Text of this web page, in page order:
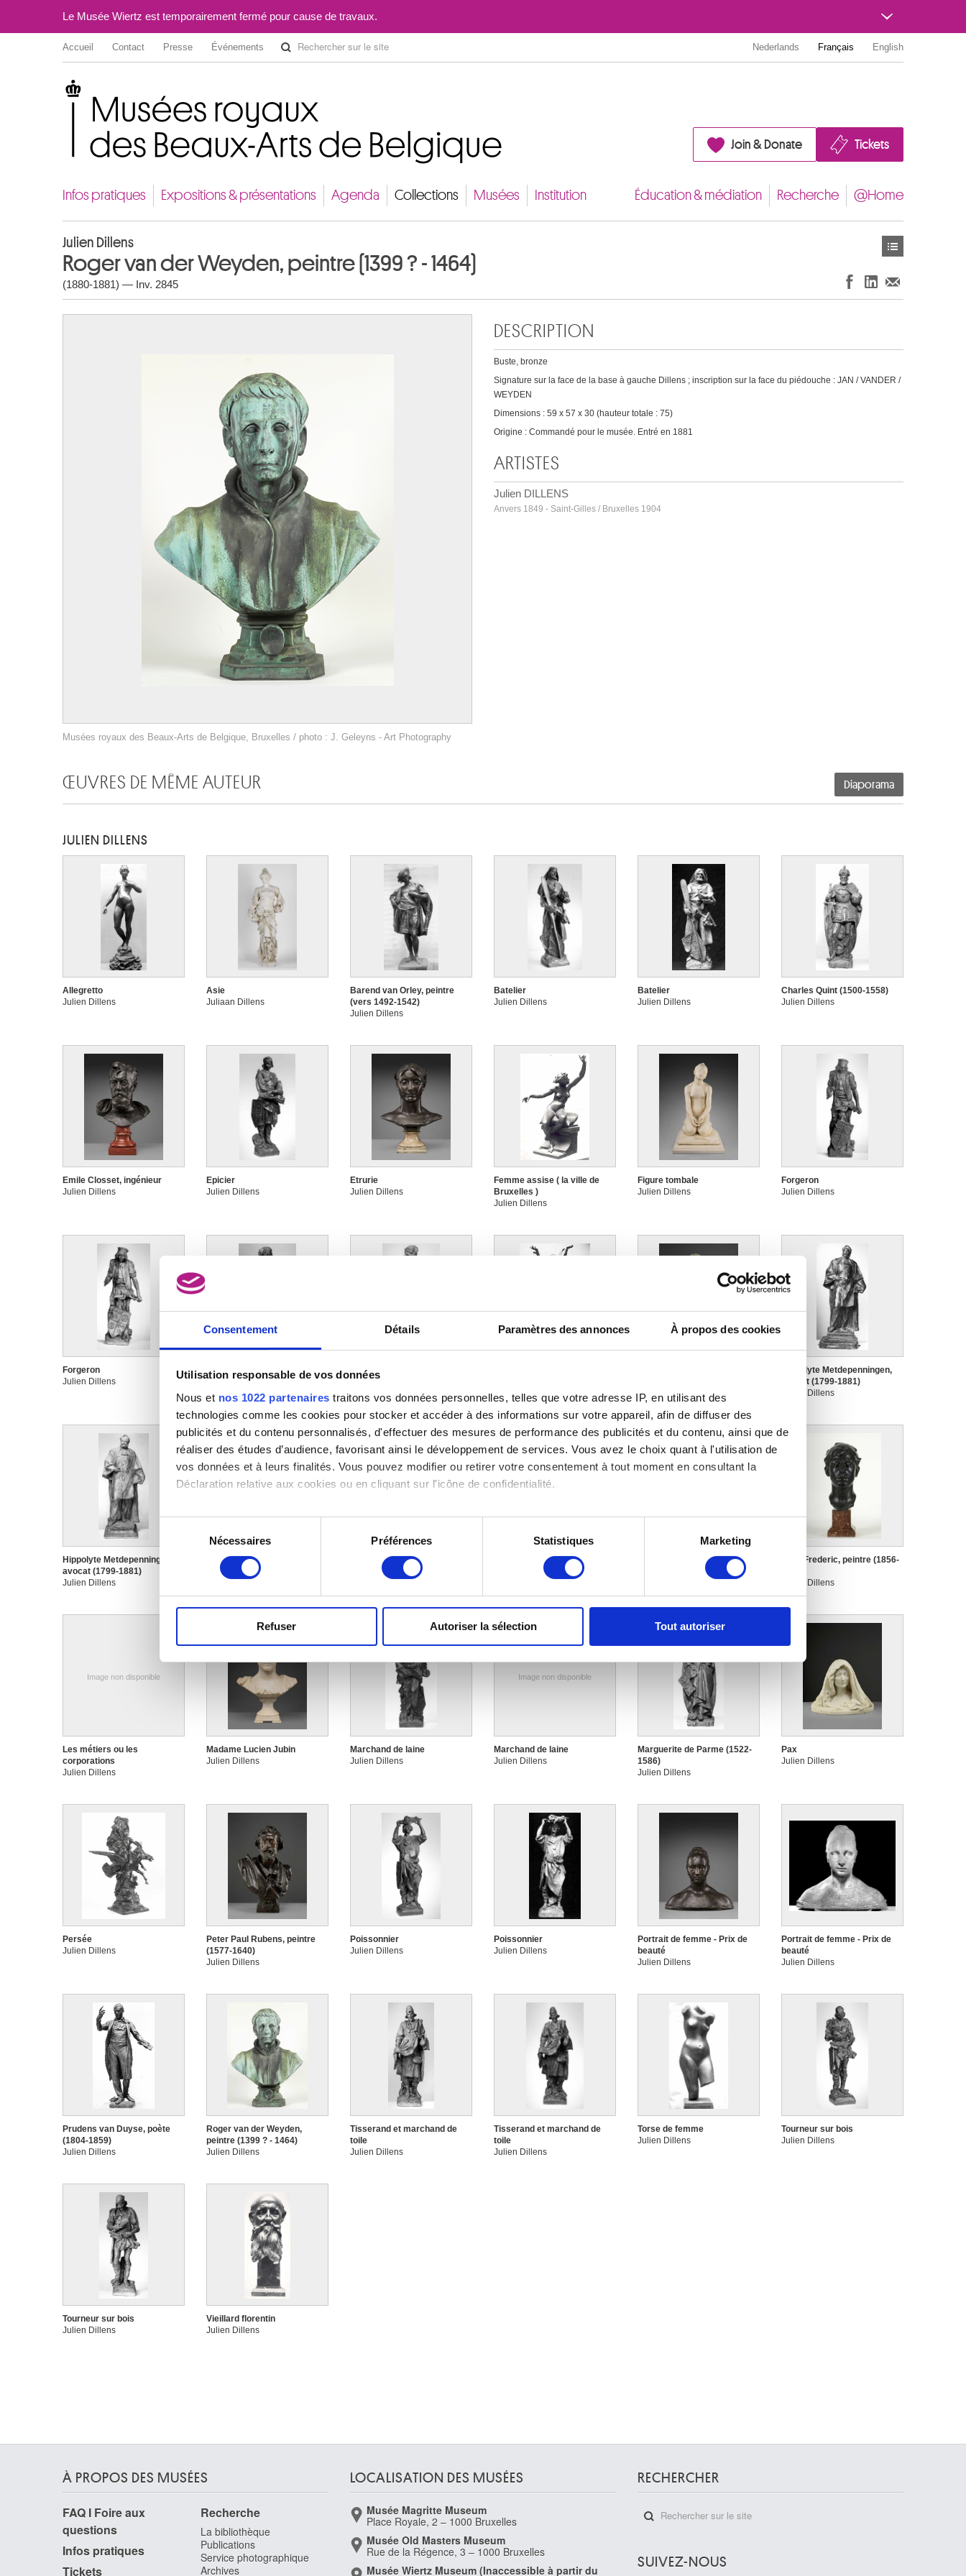
Consentement Détails Paramètres des annonces À propos des cookies
Utilisation responsable de vos données
Nous et nos 1022 partenaires traitons vos données personnelles, telles que votre adresse IP, en utilisant des
technologies comme les cookies pour stocker et accéder à des informations sur votre appareil, afin de diffuser des
publicités et du contenu personnalisés, d'effectuer des mesures de performance des publicités et du contenu, ainsi que de
réaliser des études d’audience, favorisant ainsi le développement de services. Vous avez le choix quant à l'utilisation de
vos données et à leurs finalités. Vous pouvez modifier ou retirer votre consentement à tout moment en consultant la
Déclaration relative aux cookies ou en cliquant sur l'icône de confidentialité.
Si vous le permettez, nous aimerions également :
Collecter des informations sur votre localisation géographique qui peuvent être précises à plusieurs mètres près
digitales).
partenaires de médias sociaux, de publicité et d'analyse, qui peuvent combiner celles-ci avec d'autres informations que
vous leur avez fournies ou qu'ils ont collectées lors de votre utilisation de leurs services.
consentement
Nécessaires Préférences Statistiques Marketing
Refuser Autoriser la sélection Tout autoriser
Le Musée Wiertz est temporairement fermé pour cause de travaux.
Accueil Contact Presse Événements Nederlands Français English
Join & Donate Tickets
Infos pratiques Expositions & présentations Agenda Collections Musées Institution Éducation & médiation Recherche @Home
Julien Dillens
Roger van der Weyden, peintre (1399 ? - 1464)
(1880-1881) — Inv. 2845
Musées royaux des Beaux-Arts de Belgique, Bruxelles / photo : J. Geleyns - Art Photography
DESCRIPTION
Buste, bronze
Signature sur la face de la base à gauche Dillens ; inscription sur la face du piédouche : JAN / VANDER /
WEYDEN
Dimensions : 59 x 57 x 30 (hauteur totale : 75)
Origine : Commandé pour le musée. Entré en 1881
ARTISTES
Julien DILLENS
Anvers 1849 - Saint-Gilles / Bruxelles 1904
ŒUVRES DE MÊME AUTEUR Diaporama
JULIEN DILLENS
Allegretto
Julien Dillens
Asie
Juliaan Dillens
Barend van Orley, peintre
(vers 1492-1542)
Julien Dillens
Batelier
Julien Dillens
Batelier
Julien Dillens
Charles Quint (1500-1558)
Julien Dillens
Emile Closset, ingénieur
Julien Dillens
Epicier
Julien Dillens
Etrurie
Julien Dillens
Femme assise ( la ville de
Bruxelles )
Julien Dillens
Figure tombale
Julien Dillens
Forgeron
Julien Dillens
Forgeron
Julien Dillens
François Laurent, juriste
(1810-1887)
Julien Dillens
François Laurent, juriste
(1810-1887)
Julien Dillens
Julien Dillens
Hippolyte Metdepenningen,
avocat (1799-1881)
Julien Dillens
Hippolyte Metdepenningen,
avocat (1799-1881)
Julien Dillens
Hubert Frère-Orban, homme
d'état belge (1812-1896)
Hubert Frère-Orban, homme
d'état belge (1812-1896)
Isabelle de Portugal (1503-
Léon Frederic, peintre (1856-
Julien Dillens
Image non disponible
Les métiers ou les
corporations
Julien Dillens
Madame Lucien Jubin
Julien Dillens
Marchand de laine
Julien Dillens
Image non disponible
Marchand de laine
Julien Dillens
Marguerite de Parme (1522-
1586)
Julien Dillens
Pax
Julien Dillens
Persée
Julien Dillens
Peter Paul Rubens, peintre
(1577-1640)
Julien Dillens
Poissonnier
Julien Dillens
Poissonnier
Julien Dillens
Portrait de femme - Prix de
beauté
Julien Dillens
Portrait de femme - Prix de
beauté
Julien Dillens
Prudens van Duyse, poète
(1804-1859)
Julien Dillens
Roger van der Weyden,
peintre (1399 ? - 1464)
Julien Dillens
Tisserand et marchand de
toile
Julien Dillens
Tisserand et marchand de
toile
Julien Dillens
Torse de femme
Julien Dillens
Tourneur sur bois
Julien Dillens
Tourneur sur bois
Julien Dillens
Vieillard florentin
Julien Dillens
À PROPOS DES MUSÉES
FAQ I Foire aux
questions
Infos pratiques
Tickets
Recherche
La bibliothèque
Publications
Service photographique
Archives
LOCALISATION DES MUSÉES
Musée Magritte Museum
Place Royale, 2 – 1000 Bruxelles
Musée Old Masters Museum
Rue de la Régence, 3 – 1000 Bruxelles
Musée Wiertz Museum (Inaccessible à partir du
RECHERCHER
SUIVEZ-NOUS